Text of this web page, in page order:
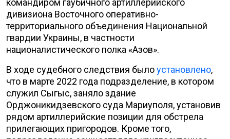
командиром гаубичного артиллерийского
дивизиона Восточного оперативно-
территориального объединения Национальной
гвардии Украины, в частности
националистического полка «Азов».
В ходе судебного следствия былоустановлено,
что в марте 2022 года подразделение, в котором
служил Сыгыс, заняло здание
Орджоникидзевского суда Мариуполя, установив
рядом артиллерийские позиции для обстрела
прилегающих пригородов. Кроме того,